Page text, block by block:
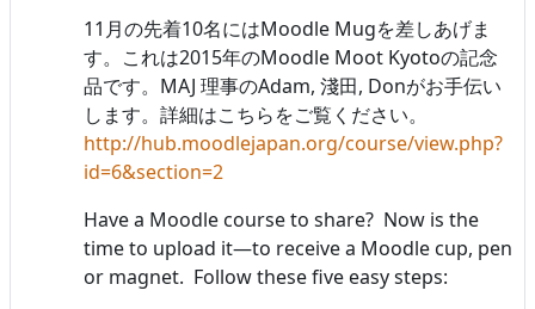
11月の先着10名にはMoodle Mugを差しあげま
す。これは2015年のMoodle Moot Kyotoの記念
品です。MAJ 理事のAdam, 淺田, Donがお手伝い
します。詳細はこちらをご覧ください。
http://hub.moodlejapan.org/course/view.php?
id=6&section=2
Have a Moodle course to share? Now is the
time to upload it—to receive a Moodle cup, pen
or magnet. Follow these five easy steps: